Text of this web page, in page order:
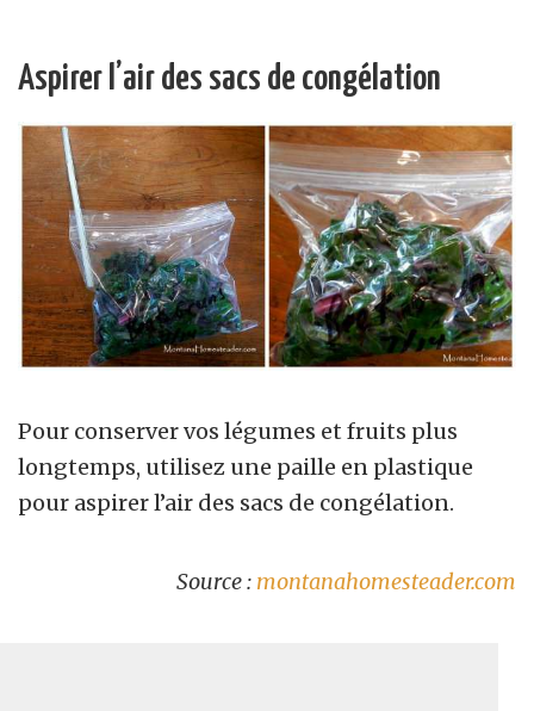
Aspirer l’air des sacs de congélation
Pour conserver vos légumes et fruits plus
longtemps, utilisez une paille en plastique
pour aspirer l’air des sacs de congélation.
Source : montanahomesteader.com